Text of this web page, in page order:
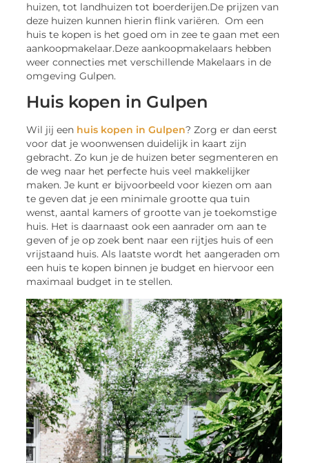
huizen, tot landhuizen tot boerderijen.De prijzen van
deze huizen kunnen hierin flink variëren. Om een
huis te kopen is het goed om in zee te gaan met een
aankoopmakelaar.Deze aankoopmakelaars hebben
weer connecties met verschillende Makelaars in de
omgeving Gulpen.
Huis kopen in Gulpen
Wil jij een huis kopen in Gulpen? Zorg er dan eerst
voor dat je woonwensen duidelijk in kaart zijn
gebracht. Zo kun je de huizen beter segmenteren en
de weg naar het perfecte huis veel makkelijker
maken. Je kunt er bijvoorbeeld voor kiezen om aan
te geven dat je een minimale grootte qua tuin
wenst, aantal kamers of grootte van je toekomstige
huis. Het is daarnaast ook een aanrader om aan te
geven of je op zoek bent naar een rijtjes huis of een
vrijstaand huis. Als laatste wordt het aangeraden om
een huis te kopen binnen je budget en hiervoor een
maximaal budget in te stellen.